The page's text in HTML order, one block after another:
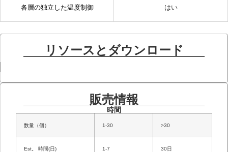
各層の独立した温度制御 はい
リソースとダウンロード
販売情報
時間
数量（個） 1-30 >30
Est。 時間(日) 1-7 30日